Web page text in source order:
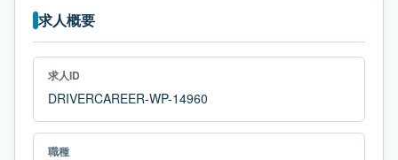
求人概要
求人ID
DRIVERCAREER-WP-14960
職種